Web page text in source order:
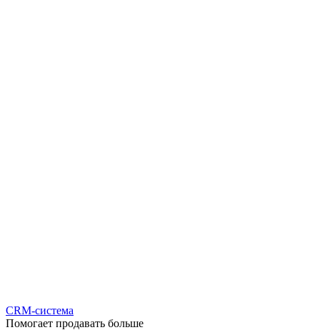
CRM-система
Помогает продавать больше